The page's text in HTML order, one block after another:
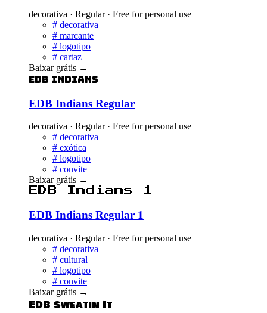
decorativa · Regular · Free for personal use
# decorativa
# marcante
# logotipo
# cartaz
Baixar grátis →
EDB Indians
EDB Indians Regular
decorativa · Regular · Free for personal use
# decorativa
# exótica
# logotipo
# convite
Baixar grátis →
EDB Indians 1
EDB Indians Regular 1
decorativa · Regular · Free for personal use
# decorativa
# cultural
# logotipo
# convite
Baixar grátis →
EDB Sweatin It